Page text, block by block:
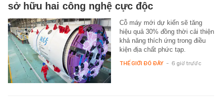
sở hữu hai công nghệ cực độc
Cỗ máy mới dự kiến sẽ tăng
hiệu quả 30% đồng thời cải thiện
khả năng thích ứng trong điều
kiện địa chất phức tạp.
THẾ GIỚI ĐÓ ĐÂY - 6 giờ trước